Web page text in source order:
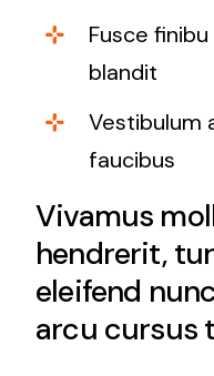
Fusce
blandit
Vestibulum
faucibus
Vivamus
hendrerit,
eleifend
arcu cursus